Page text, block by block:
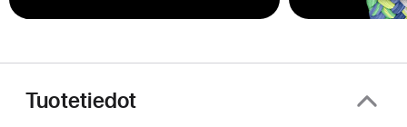
Tuotetiedot